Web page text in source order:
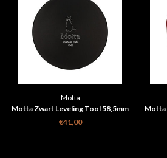
Motta
Motta Zwart Leveling Tool 58,5mm
€41,00
Motta